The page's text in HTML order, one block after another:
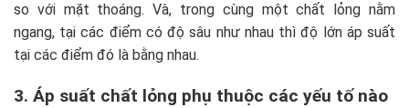
so với mặt thoáng. Và, trong cùng một chất lỏng nằm
ngang, tại các điểm có độ sâu như nhau thì độ lớn áp suất
tại các điểm đó là bằng nhau.
3. Áp suất chất lỏng phụ thuộc các yếu tố nào